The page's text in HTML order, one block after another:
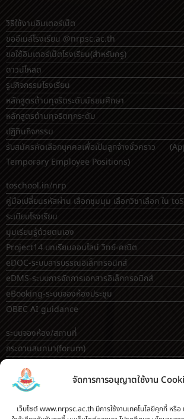
จัดการการอนุญาตใช้งาน
เว็บไซต์ www.nrpsc.ac.th มีการใช้งานเทคโนโลยีคุกกี้ หรื
วิธีใช้งานอินเตอร์เน็ต
ขออีเมล์โรงเรียน @nrpsc.ac.th
ขอใช้อินเตอร์เน็ตโรงเรียน(สำหรับครู)
ดาวน์โหลด
รูปกิจกรรมโรงเรียน
หลักสูตรต้านทุจริตระดับมัธยมศึกษา
หลักสูตรต้านทุจริตทุกระดับ
ปฏิทินกิจกรรม
รับสมัครคัดเลือกบุคคลเพื่อเป็นลูกจ้างชั่วคราว
Temporary Employee Positions)
toschool.in/nrp
คู่มือเปลี่ยนรหัสผ่าน เลือกชุมนุม เลือกวิชาเลือก ใน
ระเบียบโรงเรียน
มุมเรียนรู้ด้วยตนเอง
Project14 บทเรียนออนไลน์ วิทย์-คณิต
eDOC-ระบบสารบรรณอิเล็กทรอนิกส์
eDMS-ระบบการจัดการเอกสารอิเล็กทรอนิกส์
eBooking-ระบบจองห้องประชุม
OBEC AI guidance
ระบบจองห้อง/สถานที่
กระดานสนทนา(forum)
ระบบส่งแผนการสอนออนไลน์
ระบบนิเทศการจัดการเรียนการสอน
บันทึกข้อมูลเกียรติบัตร/รายงานการอบรม